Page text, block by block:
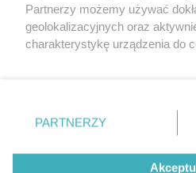
O nas
Nasze
Partnerzy możemy używać
geolokalizacyjnych oraz
charakterystykę urządzenia do
zmienić/wycofać klikając
znajdujący się w lewym dolnym
rodzaje przetwarzania danych
użytkownika, ale masz prawo
PARTNERZY